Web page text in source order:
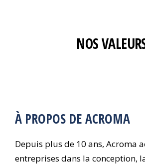
NOS
À PROPOS DE ACROMA
Depuis plus de 10 ans, Acroma
entreprises dans la conception,